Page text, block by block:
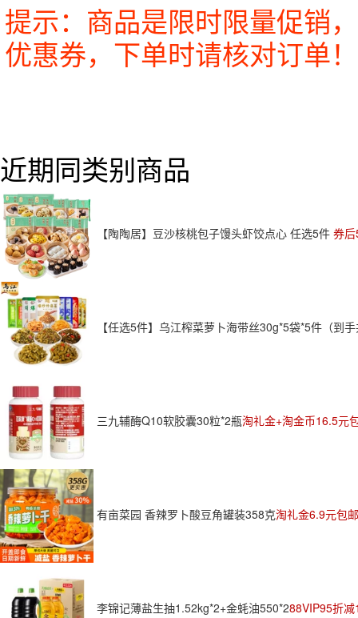
提示：商品是限时限量促销
优惠券，下单时请核对订单！
近期同类别商品
【陶陶居】豆沙核桃包子馒头虾饺点心 任选5件 券
【任选5件】乌江榨菜萝卜海带丝30g*5袋*5件（到
三九辅酶Q10软胶囊30粒*2瓶淘礼金+淘金币16.5元
有亩菜园 香辣罗卜酸豆角罐装358克淘礼金6.9元包邮
李锦记薄盐生抽1.52kg*2+金蚝油550*288VIP95折